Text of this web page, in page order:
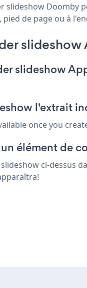
slideshow Doomby
pied de page ou à
slideshow
l'extrait
once you
élément de
ci-dessus